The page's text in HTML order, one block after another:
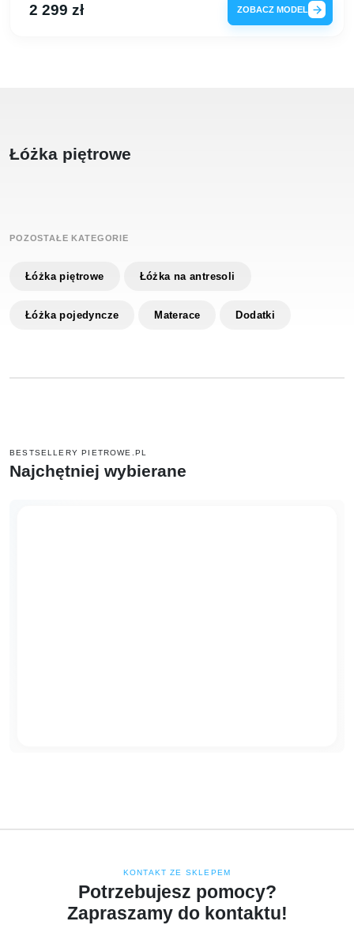
2 299 zł ZOBACZ MODEL
Łóżka piętrowe
POZOSTAŁE KATEGORIE
Łóżka piętrowe Łóżka na antresoli
Łóżka pojedyncze Materace Dodatki
BESTSELLERY PIETROWE.PL
Najchętniej wybierane
KONTAKT ZE SKLEPEM
Potrzebujesz pomocy?
Zapraszamy do kontaktu!